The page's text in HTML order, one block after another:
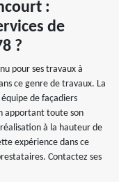
:
de
?
pour ses travaux à
ce genre de travaux. La
de façadiers
apportant toute son
à la hauteur de
expérience dans ce
Contactez ses